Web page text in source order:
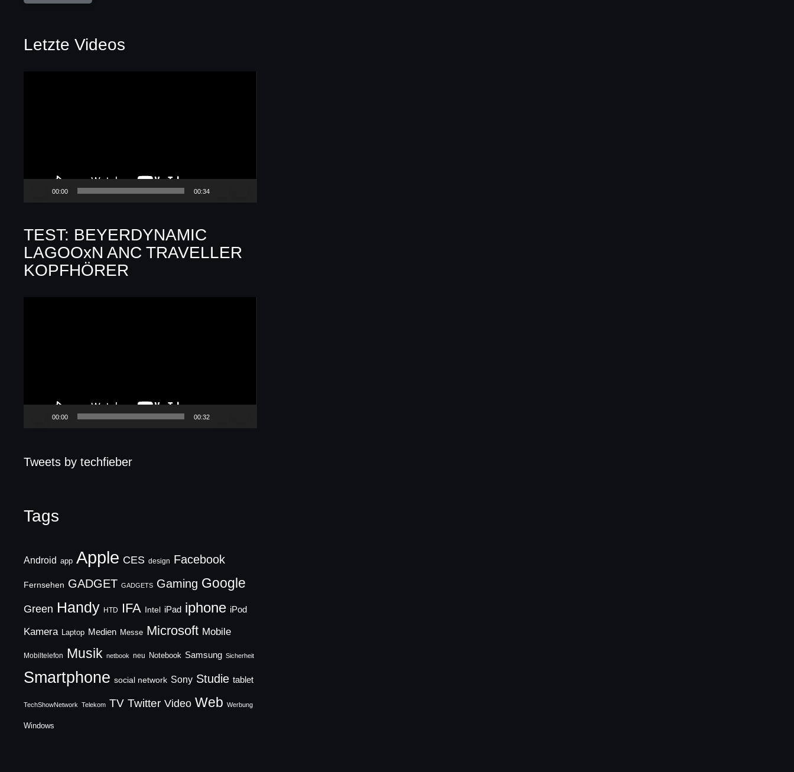
Letzte Videos
00:00 00:34
TEST: BEYERDYNAMIC
LAGOOxN ANC TRAVELLER
KOPFHÖRER
00:00 00:32
Tweets by techfieber
Tags
Android app Apple CES design Facebook
Fernsehen GADGET GADGETS Gaming Google
Green Handy HTD IFA Intel iPad iphone iPod
Kamera Laptop Medien Messe Microsoft Mobile
Mobiltelefon Musik netbook neu Notebook Samsung Sicherheit
Smartphone social network Sony Studie tablet
TechShowNetwork Telekom TV Twitter Video Web Werbung
Windows